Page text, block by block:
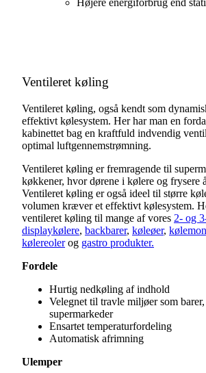
Højere energiforbrug end
Ventileret køling
Ventileret køling, også kendt som
effektivt kølesystem. Her har man en
kabinettet bag en kraftfuld indvendig
optimal luftgennemstrømning.
Ventileret køling er fremragende til
køkkener, hvor dørene i kølere og frysere
Ventileret køling er også ideel til større
volumen kræver et effektivt kølesystem.
ventileret køling til mange af vores 2- og
displaykølere, backbarer, køleøer,
kølereolerog gastro produkter.
Fordele
Hurtig nedkøling af indhold
Velegnet til travle miljøer som
supermarkeder
Ensartet temperaturfordeling
Automatisk afrimning
Ulemper